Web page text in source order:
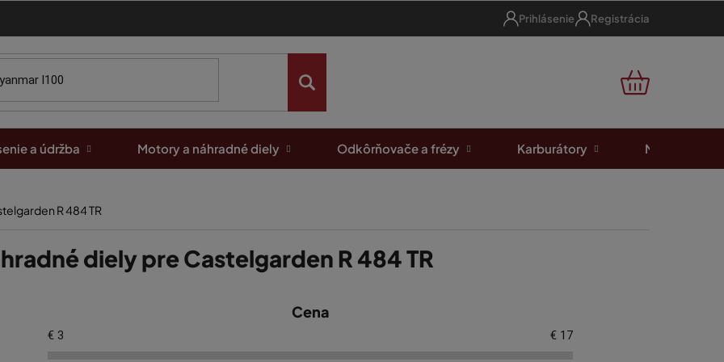
Prihlásenie Registrácia
NÁKUPNÝ
a údržba Motory a náhradné diely Odkôrňovače a frézy Karburátory Motorové
R 484 TR
diely pre Castelgarden R 484 TR
Cena
€ 3 € 17